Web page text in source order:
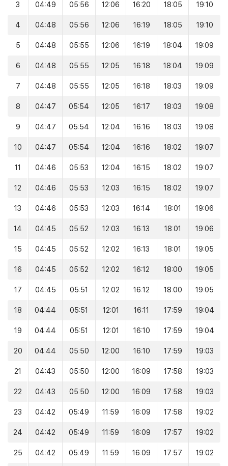
3 04:49 05:56 12:06 16:20 18:05 19:10
4 04:48 05:56 12:06 16:19 18:05 19:10
5 04:48 05:55 12:06 16:19 18:04 19:09
6 04:48 05:55 12:05 16:18 18:04 19:09
7 04:48 05:55 12:05 16:18 18:03 19:09
8 04:47 05:54 12:05 16:17 18:03 19:08
9 04:47 05:54 12:04 16:16 18:03 19:08
10 04:47 05:54 12:04 16:16 18:02 19:07
11 04:46 05:53 12:04 16:15 18:02 19:07
12 04:46 05:53 12:03 16:15 18:02 19:07
13 04:46 05:53 12:03 16:14 18:01 19:06
14 04:45 05:52 12:03 16:13 18:01 19:06
15 04:45 05:52 12:02 16:13 18:01 19:05
16 04:45 05:52 12:02 16:12 18:00 19:05
17 04:45 05:51 12:02 16:12 18:00 19:05
18 04:44 05:51 12:01 16:11 17:59 19:04
19 04:44 05:51 12:01 16:10 17:59 19:04
20 04:44 05:50 12:00 16:10 17:59 19:03
21 04:43 05:50 12:00 16:09 17:58 19:03
22 04:43 05:50 12:00 16:09 17:58 19:03
23 04:42 05:49 11:59 16:09 17:58 19:02
24 04:42 05:49 11:59 16:09 17:57 19:02
25 04:42 05:49 11:59 16:09 17:57 19:02